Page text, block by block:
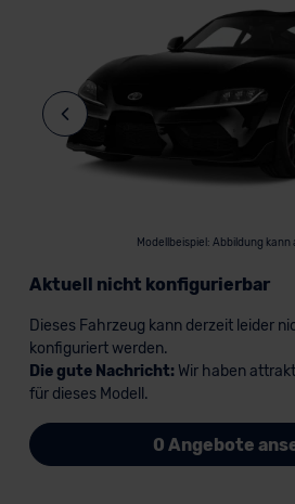
Modellbeispiel: Abbildung kann
Aktuell nicht konfigurierbar
Dieses Fahrzeug kann derzeit leider
konfiguriert werden.
Die gute Nachricht: Wir haben
für dieses Modell.
0 Angebote